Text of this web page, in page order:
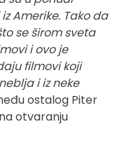
Amerike. Tako da
se širom sveta
i ovo je
filmovi koji
i iz neke
ostalog Piter
otvaranju